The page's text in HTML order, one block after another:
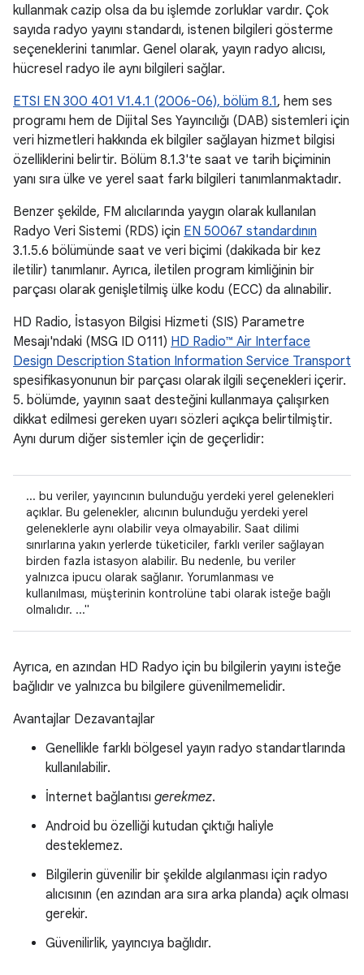
kullanmak cazip olsa da bu işlemde zorluklar vardır. Çok
sayıda radyo yayını standardı, istenen bilgileri gösterme
seçeneklerini tanımlar. Genel olarak, yayın radyo alıcısı,
hücresel radyo ile aynı bilgileri sağlar.
ETSI EN 300 401 V1.4.1 (2006-06), bölüm 8.1, hem ses
programı hem de Dijital Ses Yayıncılığı (DAB) sistemleri için
veri hizmetleri hakkında ek bilgiler sağlayan hizmet bilgisi
özelliklerini belirtir. Bölüm 8.1.3'te saat ve tarih biçiminin
yanı sıra ülke ve yerel saat farkı bilgileri tanımlanmaktadır.
Benzer şekilde, FM alıcılarında yaygın olarak kullanılan
Radyo Veri Sistemi (RDS) için EN 50067 standardının
3.1.5.6 bölümünde saat ve veri biçimi (dakikada bir kez
iletilir) tanımlanır. Ayrıca, iletilen program kimliğinin bir
parçası olarak genişletilmiş ülke kodu (ECC) da alınabilir.
HD Radio, İstasyon Bilgisi Hizmeti (SIS) Parametre
Mesajı'ndaki (MSG ID 0111) HD Radio™ Air Interface
Design Description Station Information Service Transport
spesifikasyonunun bir parçası olarak ilgili seçenekleri içerir.
5. bölümde, yayının saat desteğini kullanmaya çalışırken
dikkat edilmesi gereken uyarı sözleri açıkça belirtilmiştir.
Aynı durum diğer sistemler için de geçerlidir:
... bu veriler, yayıncının bulunduğu yerdeki yerel gelenekleri
açıklar. Bu gelenekler, alıcının bulunduğu yerdeki yerel
geleneklerle aynı olabilir veya olmayabilir. Saat dilimi
sınırlarına yakın yerlerde tüketiciler, farklı veriler sağlayan
birden fazla istasyon alabilir. Bu nedenle, bu veriler
yalnızca ipucu olarak sağlanır. Yorumlanması ve
kullanılması, müşterinin kontrolüne tabi olarak isteğe bağlı
olmalıdır. ..."
Ayrıca, en azından HD Radyo için bu bilgilerin yayını isteğe
bağlıdır ve yalnızca bu bilgilere güvenilmemelidir.
Avantajlar Dezavantajlar
Genellikle farklı bölgesel yayın radyo standartlarında
kullanılabilir.
İnternet bağlantısı gerekmez.
Android bu özelliği kutudan çıktığı haliyle
desteklemez.
Bilgilerin güvenilir bir şekilde algılanması için radyo
alıcısının (en azından ara sıra arka planda) açık olması
gerekir.
Güvenilirlik, yayıncıya bağlıdır.